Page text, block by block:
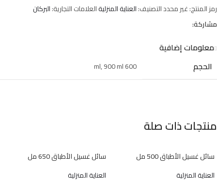
رمز المنتج:غير محددالتصنيف:العناية المنزليةالعلامات التجارية:البركان
مشاركة:
معلومات إضافية
الحجم
600 ml
,900 ml
منتجات ذات صلة
سائل غسيل الأطباق 500 مل
العناية المنزلية
سائل غسيل الأطباق 650 مل
العناية المنزلية